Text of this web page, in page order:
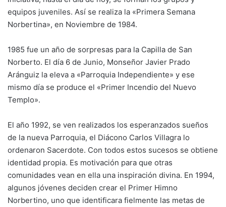
equipos juveniles. Así se realiza la «Primera Semana
Norbertina», en Noviembre de 1984.
1985 fue un año de sorpresas para la Capilla de San
Norberto. El día 6 de Junio, Monseñor Javier Prado
Aránguiz la eleva a «Parroquia Independiente» y ese
mismo día se produce el «Primer Incendio del Nuevo
Templo».
El año 1992, se ven realizados los esperanzados sueños
de la nueva Parroquia, el Diácono Carlos Villagra lo
ordenaron Sacerdote. Con todos estos sucesos se obtiene
identidad propia. Es motivación para que otras
comunidades vean en ella una inspiración divina. En 1994,
algunos jóvenes deciden crear el Primer Himno
Norbertino, uno que identificara fielmente las metas de